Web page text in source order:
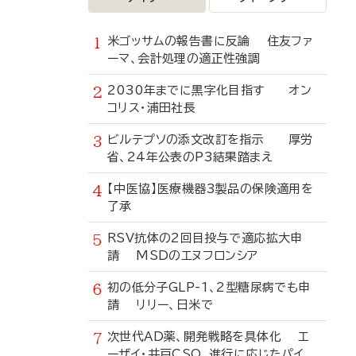
米ゴッサムの報告書に反論 住友ファ
ーマ、会計処理の適正性強調
2030年までに黒字化目指す オン
コリス・浦田社長
ビルテプソの添文改訂を指示 厚労
省、24年公表のP3結果踏まえ
【中医協】医療機器3製品の保険適用を
了承
RSV抗体の2回目投与で適応拡大申
請 MSDのエヌフロンシア
初の低分子GLP-1、2型糖尿病でも申
請 リリー、日米で
次世代AD薬、開発戦略を具体化 エ